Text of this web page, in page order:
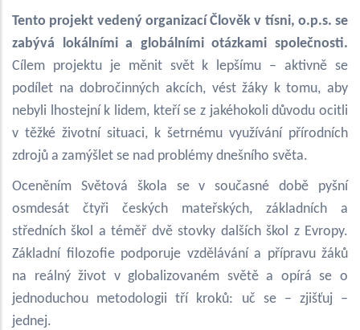
Tento projekt vedený organizací Člověk v tísni, o.p.s. se
zabývá lokálními a globálními otázkami společnosti.
Cílem projektu je měnit svět k lepšímu – aktivně se
podílet na dobročinných akcích, vést žáky k tomu, aby
nebyli lhostejní k lidem, kteří se z jakéhokoli důvodu ocitli
v těžké životní situaci, k šetrnému využívání přírodních
zdrojů a zamýšlet se nad problémy dnešního světa.
Oceněním Světová škola se v současné době pyšní
osmdesát čtyři českých mateřských, základních a
středních škol a téměř dvě stovky dalších škol z Evropy.
Základní filozofie podporuje vzdělávání a přípravu žáků
na reálný život v globalizovaném světě a opírá se o
jednoduchou metodologii tří kroků: uč se – zjišťuj –
jednej.